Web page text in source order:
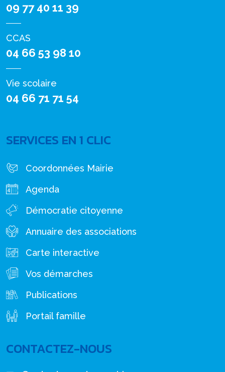
09 77 40 11 39
CCAS
04 66 53 98 10
Vie scolaire
04 66 71 71 54
SERVICES EN 1 CLIC
Coordonnées Mairie
Agenda
Démocratie citoyenne
Annuaire des associations
Carte interactive
Vos démarches
Publications
Portail famille
CONTACTEZ-NOUS